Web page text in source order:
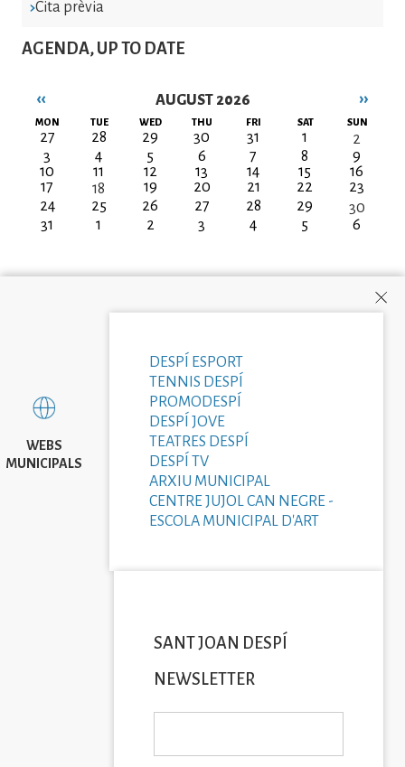
Cita prèvia
AGENDA, UP TO DATE
AUGUST 2026
Pagination
‹‹ ››
MON TUE WED THU FRI SAT SUN
27 28 29 30 31 1
2
3
4 5 6 7 8
9
10
11 12 13 14 15
16
17
18 19 20 21 22
23
24
25 26 27 28 29
30
31
1 2 3 4 5 6
WEBS
MUNICIPALS
DESPÍ ESPORT
TENNIS DESPÍ
PROMODESPÍ
DESPÍ JOVE
TEATRES DESPÍ
DESPÍ TV
ARXIU MUNICIPAL
CENTRE JUJOL CAN NEGRE -
ESCOLA MUNICIPAL D'ART
SANT JOAN DESPÍ
NEWSLETTER